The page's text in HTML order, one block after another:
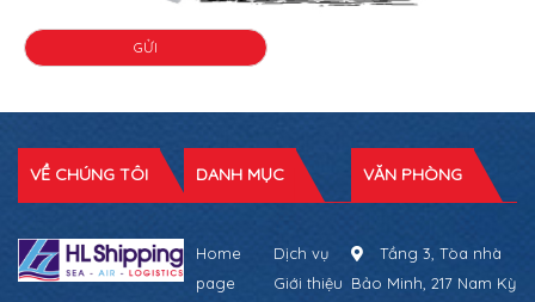
VỀ CHÚNG TÔI DANH MỤC
Home
page
Dịch vụ
Giới thiệu
VĂN PHÒNG
Tầng 3, Tòa nhà
Bảo Minh, 217 Nam Kỳ